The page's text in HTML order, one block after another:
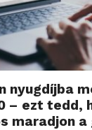
nyugdíjba
– ezt tedd,
maradjon a